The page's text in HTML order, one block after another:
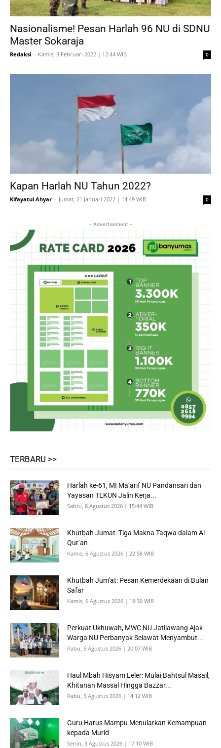
Nasionalisme! Pesan Harlah 96 NU di SDNU
Master Sokaraja
Redaksi - Kamis, 3 Februari 2022 | 12:44 WIB 0
Kapan Harlah NU Tahun 2022?
Kifayatul Ahyar - Jumat, 21 Januari 2022 | 14:49 WIB 0
- Advertisement -
TERBARU >>
Harlah ke-61, MI Ma’arif NU Pandansari dan
Yayasan TEKUN Jalin Kerja...
Sabtu, 8 Agustus 2026 | 15:44 WIB
Khutbah Jumat: Tiga Makna Taqwa dalam Al
Qur’an
Kamis, 6 Agustus 2026 | 22:58 WIB
Khutbah Jum’at: Pesan Kemerdekaan di Bulan
Safar
Kamis, 6 Agustus 2026 | 18:30 WIB
Perkuat Ukhuwah, MWC NU Jatilawang Ajak
Warga NU Perbanyak Selawat Menyambut...
Rabu, 5 Agustus 2026 | 20:07 WIB
Haul Mbah Hisyam Leler: Mulai Bahtsul Masail,
Khitanan Massal Hingga Bazzar...
Rabu, 5 Agustus 2026 | 14:12 WIB
Guru Harus Mampu Menularkan Kemampuan
kepada Murid
Senin, 3 Agustus 2026 | 17:10 WIB